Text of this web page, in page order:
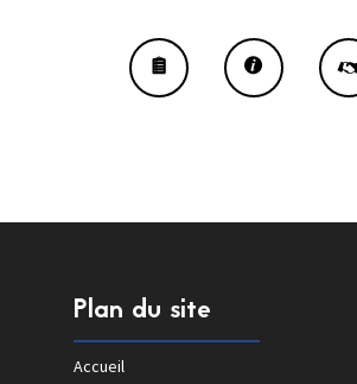
Plan du site
Accueil